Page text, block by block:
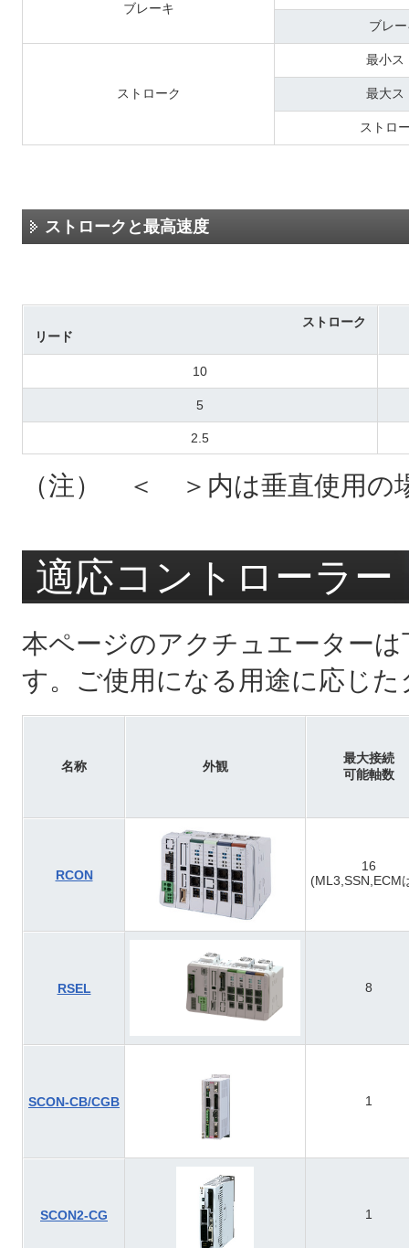
ブレーキ
ブレ
ストローク
最小ス
最大ス
ストロ
ストロークと最高速度
ストローク
リード
10
5
2.5
（注） ＜ ＞内は垂直使用の
適応コントローラー
本ページのアクチュエーター
す。ご使用になる用途に応じ
名称 外観
最大接続
可能軸数
RCON
16
(ML3,SSN,ECM
RSEL 8
SCON-CB/CGB 1
SCON2-CG 1